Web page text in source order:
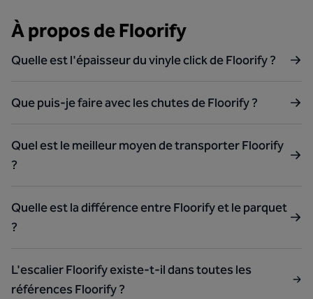
À propos de Floorify
Quelle est l'épaisseur du vinyle click de Floorify ?
Que puis-je faire avec les chutes de Floorify ?
Quel est le meilleur moyen de transporter Floorify
?
Quelle est la différence entre Floorify et le parquet
?
L'escalier Floorify existe-t-il dans toutes les
références Floorify ?